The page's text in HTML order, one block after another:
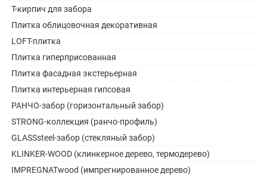
Т-кирпич для забора
Плитка облицовочная декоративная
LOFT-плитка
Плитка гиперприсованная
Плитка фасадная экстерьерная
Плитка интерьерная гипсовая
РАНЧО-забор (горизонтальный забор)
STRONG-коллекция (ранчо-профиль)
GLASSsteel-забор (стекляный забор)
KLINKER-WOOD (клинкерное дерево, термодерево)
IMPREGNATwood (импрегнированное дерево)